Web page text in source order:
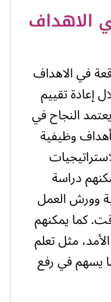
الاهداف
في الاهداف
إعادة تقييم
النجاح في
وظيفية
دراسة
وورش العمل
كما يمكنهم
مثل تعلم
يسهم في رفع